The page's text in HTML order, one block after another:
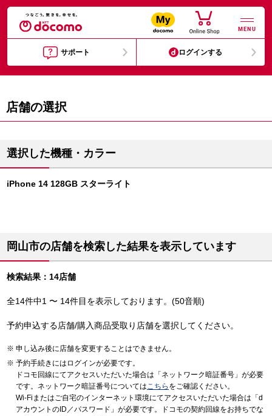
MENU
サポート ログインする
店舗の選択
選択した機種・カラー
iPhone 14 128GB スターライト
岡山市の店舗を検索した結果を表示しています
検索結果：14店舗
全14件中1 〜 14件目を表示しております。(50音順)
予約申込する店舗/購入商品受取り店舗を選択してください。
申し込み後に店舗を変更することはできません。
予約手続きにはログインが必要です。
ドコモ回線にてアクセスいただいた場合は「ネットワーク暗証番号」が必要
です。ネットワーク暗証番号についてはこちら をご確認ください。
Wi-Fiまたはご自宅のインターネット環境にてアクセスいただいた場合は「d
アカウントのID／パスワード」が必要です。ドコモの契約回線をお持ちでな